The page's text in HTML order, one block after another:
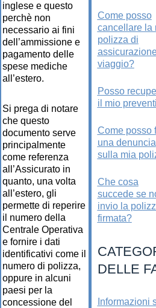
inglese e questo
perchè non
necessario ai fini
dell’ammissione e
pagamento delle
spese mediche
all’estero.
Si prega di notare
che questo
documento serve
principalmente
come referenza
all’Assicurato in
quanto, una volta
all’estero, gli
permette di reperire
il numero della
Centrale Operativa
e fornire i dati
identificativi come il
numero di polizza,
oppure in alcuni
paesi per la
concessione del
Come posso
cancellare la
polizza di
viaggio?
Posso
il mio
Come posso
una denuncia
sulla mia
Che cosa
succede se
invio la
firmata?
DELLE
Informazioni